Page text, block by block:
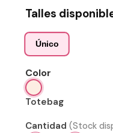
Talles
Único
Color
Totebag
Cantidad (Stock